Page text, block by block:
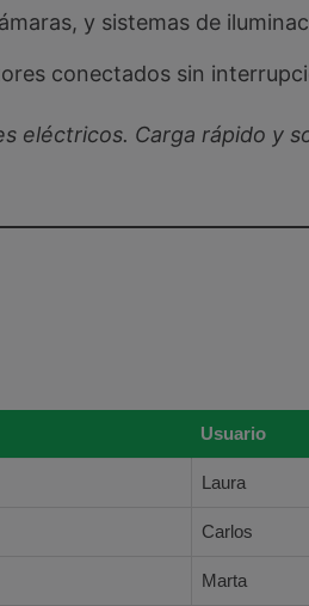
y sistemas de
conectados sin
eléctricos. Carga rápido y
Usuario
Laura
Carlos
Marta